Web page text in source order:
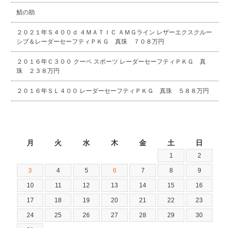
鯖の助
２０２１年Ｓ４００ｄ ４ＭＡＴＩＣ ＡＭＧライン レザーエクスクルー
シブ＆レーダーセーフティＰＫＧ 真珠 ７０８万円
２０１６年Ｃ３００ クーペ スポーツ レーダーセーフティＰＫＧ 真
珠 ２３８万円
２０１６年ＳＬ４００ レーダーセーフティＰＫＧ 真珠 ５８８万円
月 火 水 木 金 土 日
1 2
3 4 5 6 7 8 9
10 11 12 13 14 15 16
17 18 19 20 21 22 23
24 25 26 27 28 29 30